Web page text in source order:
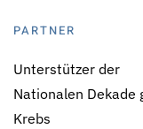
PARTNER
Unterstützer der
Nationalen Dekade
Krebs